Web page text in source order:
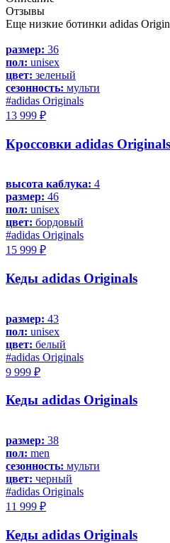
Отзывы
Еще низкие ботинки adidas
размер: 36
пол: unisex
цвет: зеленый
сезонность: мульти
#adidas Originals
13 999 ₽
Кроссовки adidas Originals
высота каблука: 4
размер: 46
пол: unisex
цвет: бордовый
#adidas Originals
15 999 ₽
Кеды adidas Originals
размер: 43
пол: unisex
цвет: белый
#adidas Originals
9 999 ₽
Кеды adidas Originals
размер: 38
пол: men
сезонность: мульти
цвет: черный
#adidas Originals
11 999 ₽
Кеды adidas Originals